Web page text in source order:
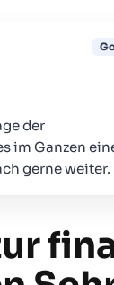
der
im Ganzen
gerne weiter.